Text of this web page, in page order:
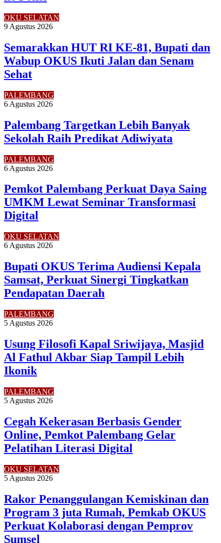
OKU SELATAN
9 Agustus 2026
Semarakkan HUT RI KE-81, Bupati dan
Wabup OKUS Ikuti Jalan dan Senam
Sehat
PALEMBANG
6 Agustus 2026
Palembang Targetkan Lebih Banyak
Sekolah Raih Predikat Adiwiyata
PALEMBANG
6 Agustus 2026
Pemkot Palembang Perkuat Daya Saing
UMKM Lewat Seminar Transformasi
Digital
OKU SELATAN
6 Agustus 2026
Bupati OKUS Terima Audiensi Kepala
Samsat, Perkuat Sinergi Tingkatkan
Pendapatan Daerah
PALEMBANG
5 Agustus 2026
Usung Filosofi Kapal Sriwijaya, Masjid
Al Fathul Akbar Siap Tampil Lebih
Ikonik
PALEMBANG
5 Agustus 2026
Cegah Kekerasan Berbasis Gender
Online, Pemkot Palembang Gelar
Pelatihan Literasi Digital
OKU SELATAN
5 Agustus 2026
Rakor Penanggulangan Kemiskinan dan
Program 3 juta Rumah, Pemkab OKUS
Perkuat Kolaborasi dengan Pemprov
Sumsel